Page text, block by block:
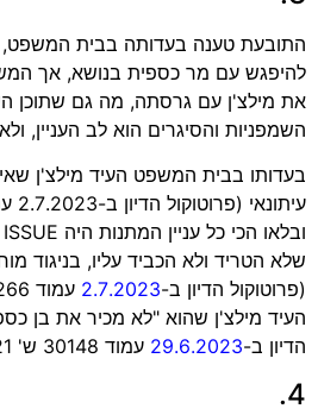
התובעת טענה בעדותה בבית המשפט,
להיפגש עם מר כספית בנושא, אך
את מילצ'ן עם גרסתה, מה גם שתוכן
השמפניות והסיגרים הוא לב העניין,
בעדותו בבית המשפט העיד מילצ'ן
שלא הטריד ולא הכביד עליו, בניגוד
(פרוטוקול הדיון ב-2.7.2023
העיד מילצ'ן שהוא "לא מכיר את בן
הדיון ב-29.6.2023 עמוד 30148 ש' 21).
4.